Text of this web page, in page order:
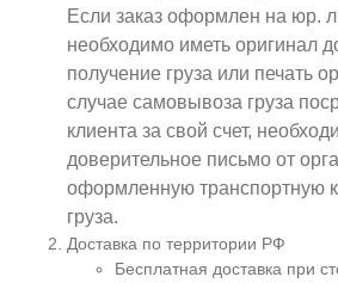
Если заказ оформлен на юр.
необходимо иметь оригинал
получение груза или печать
случае самовывоза груза
клиента за свой счет,
доверительное письмо от
оформленную транспортную
груза.
Доставка по территории РФ
Бесплатная доставка при